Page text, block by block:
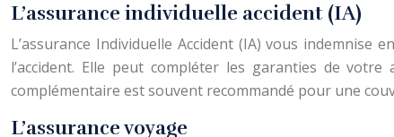
L’assurance individuelle accident (IA)
L’assurance Individuelle Accident (IA) vous
l’accident. Elle peut compléter les garanties de
complémentaire est souvent recommandé pour une
L’assurance voyage